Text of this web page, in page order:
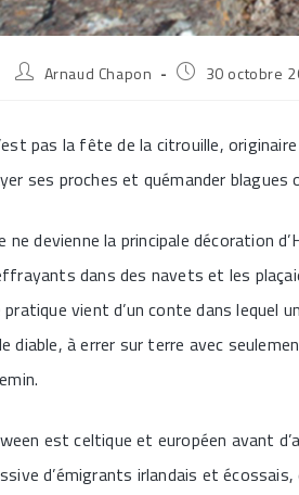
Auteur/autrice
publication :
Arnaud Chapon
Publication
30 octobre
pas la fête de la citrouille,
ses proches et quémander blagues
devienne la principale décoration
dans des navets et les
vient d’un conte dans lequel
diable, à errer sur terre avec
est celtique et européen avant
d’émigrants irlandais et